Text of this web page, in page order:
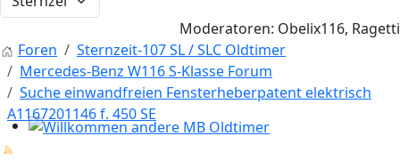
Moderatoren: Obelix116, Ragetti
Foren
Sternzeit-107 SL / SLC Oldtimer
Mercedes-Benz W116 S-Klasse Forum
Suche einwandfreien Fensterheberpatent elektrisch
A1167201146 f. 450 SE